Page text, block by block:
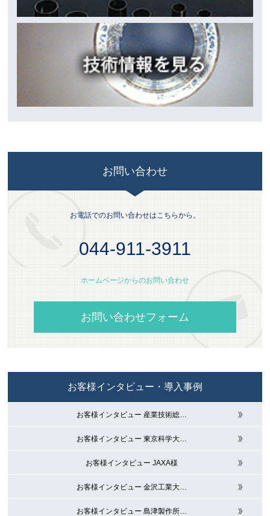
お問い合わせ
お電話でのお問い合わせはこちらから。
044-911-3911
ホームページからのお問い合わせ
お問い合わせフォーム
お客様インタビュー・導入事例
お客様インタビュー 産業技術総
お客様インタビュー 東京科学大
お客様インタビュー JAXA様
お客様インタビュー 金沢工業大
お客様インタビュー 島津製作所